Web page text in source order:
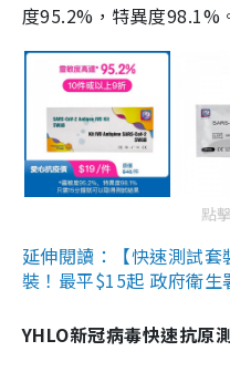
度95.2%，特異度98.1%
點
延伸閱讀：【快速測試
裝！最平$15起 政府衛生
YHLO新冠病毒快速抗原